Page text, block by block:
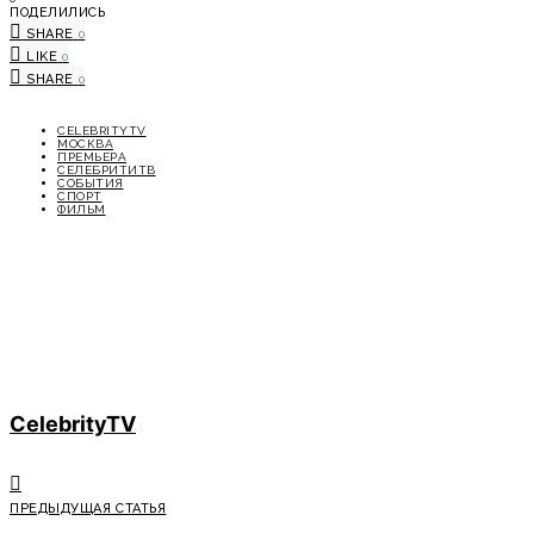
ПОДЕЛИЛИСЬ
SHARE 0
LIKE 0
SHARE 0
CELEBRITYTV
МОСКВА
ПРЕМЬЕРА
СЕЛЕБРИТИТВ
СОБЫТИЯ
СПОРТ
ФИЛЬМ
CelebrityTV
ПРЕДЫДУЩАЯ СТАТЬЯ